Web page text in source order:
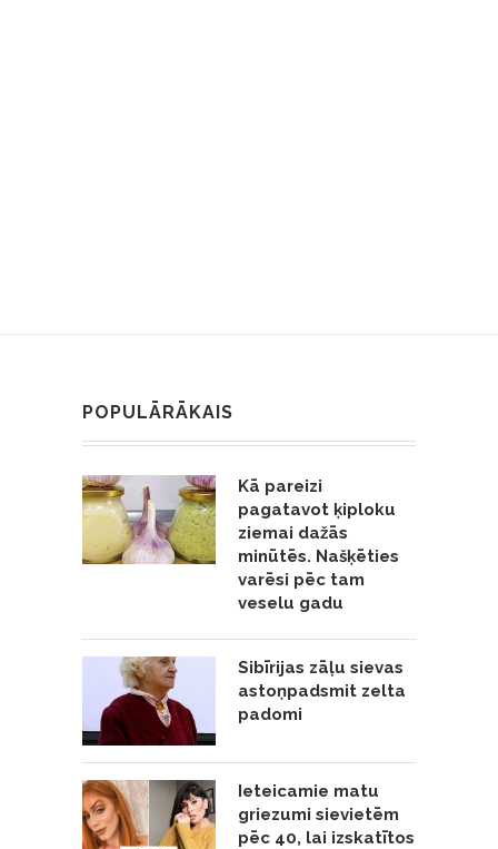
POPULĀRĀKAIS
Kā pareizi
pagatavot ķiploku
ziemai dažās
minūtēs. Našķēties
varēsi pēc tam
veselu gadu
Sibīrijas zāļu sievas
astoņpadsmit zelta
padomi
Ieteicamie matu
griezumi sievietēm
pēc 40, lai izskatītos